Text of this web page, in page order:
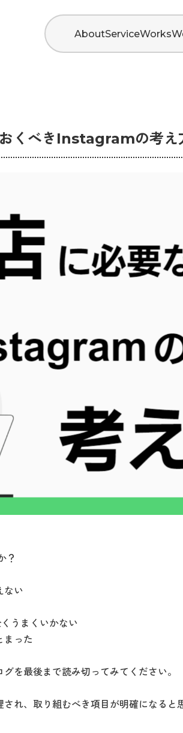
AboutServiceWorks
くべきInstagramの考え
？
ない
うまくいかない
まった
を最後まで読み切ってみてください。
れ、取り組むべき項目が明確になると